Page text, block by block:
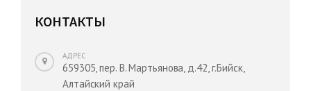
КОНТАКТЫ
АДРЕС
659305, пер. В. Мартьянова, д.42, г.Бийск,
Алтайский край